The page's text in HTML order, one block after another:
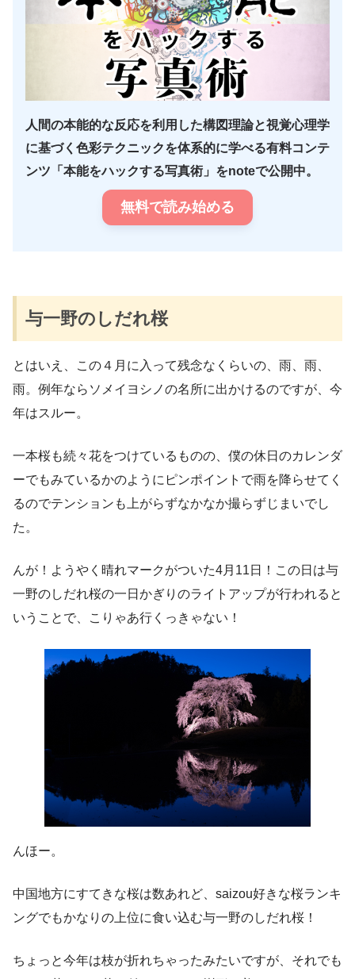
人間の本能的な反応を利用した構図理論と視覚心理学
に基づく色彩テクニックを体系的に学べる有料コンテ
ンツ「本能をハックする写真術」をnoteで公開中。
無料で読み始める
与一野のしだれ桜
とはいえ、この４月に入って残念なくらいの、雨、雨、
雨。例年ならソメイヨシノの名所に出かけるのですが、今
年はスルー。
一本桜も続々花をつけているものの、僕の休日のカレンダ
ーでもみているかのようにピンポイントで雨を降らせてく
るのでテンションも上がらずなかなか撮らずじまいでし
た。
んが！ようやく晴れマークがついた4月11日！この日は与
一野のしだれ桜の一日かぎりのライトアップが行われると
いうことで、こりゃあ行くっきゃない！
んほー。
中国地方にすてきな桜は数あれど、saizou好きな桜ランキ
ングでもかなりの上位に食い込む与一野のしだれ桜！
ちょっと今年は枝が折れちゃったみたいですが、それでも